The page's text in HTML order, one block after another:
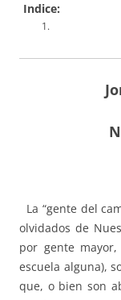
Indice:
La “gente del
olvidados de
por gente
escuela alguna),
que, o bien son